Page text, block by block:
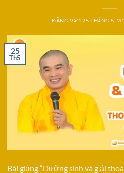
ĐĂNG VÀO 25 THÁNG 5,
25
Th5
Bài giảng “Dưỡng sinh và giải